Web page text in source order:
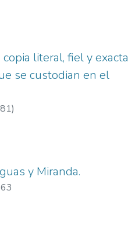
literal, fiel y exacta
se custodian en el
)
y Miranda.